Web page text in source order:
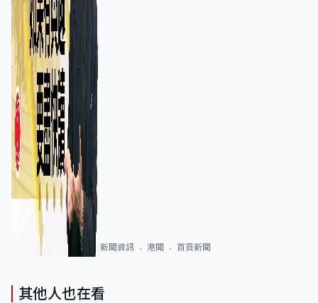
新聞資訊 港聞 首頁新聞
其他人也在看